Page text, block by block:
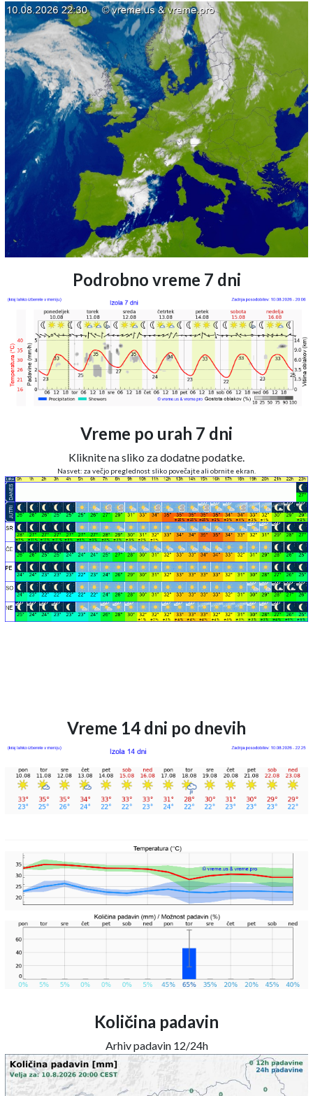
Podrobno vreme 7 dni
Vreme po urah 7 dni
Kliknite na sliko za dodatne podatke.
Nasvet: za večjo preglednost sliko povečajte ali obrnite ekran.
Vreme 14 dni po dnevih
Količina padavin
Arhiv padavin 12/24h